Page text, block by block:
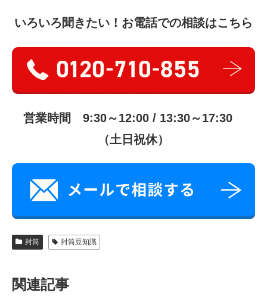
いろいろ聞きたい！お電話での相談はこちら
営業時間 9:30～12:00 / 13:30～17:30
（土日祝休）
封筒 封筒豆知識
関連記事